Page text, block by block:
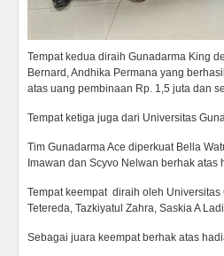
Tempat kedua diraih Gunadarma King
Bernard, Andhika Permana yang
atas uang pembinaan Rp. 1,5 juta dan
Tempat ketiga juga dari Universitas
Tim Gunadarma Ace diperkuat Bella
Imawan dan Scyvo Nelwan berhak
Tempat keempat diraih oleh
Tetereda, Tazkiyatul Zahra, Saskia A
Sebagai juara keempat berhak atas